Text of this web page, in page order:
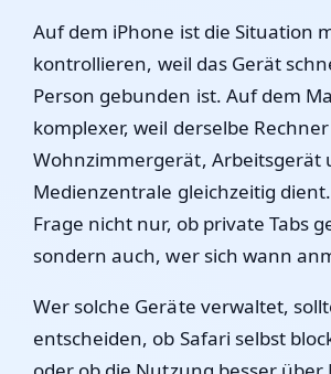
Auf dem iPhone ist die Situation
kontrollieren, weil das Gerät
Person gebunden ist. Auf dem
komplexer, weil derselbe
Wohnzimmergerät, Arbeitsgerät
Medienzentrale gleichzeitig
Frage nicht nur, ob private Tabs
sondern auch, wer sich wann
Wer solche Geräte verwaltet,
entscheiden, ob Safari selbst